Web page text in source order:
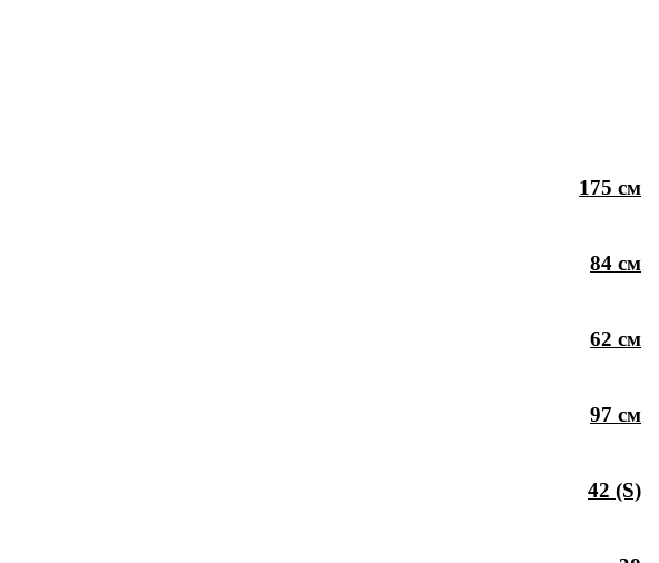
175 см
84 см
62 см
97 см
42 (S)